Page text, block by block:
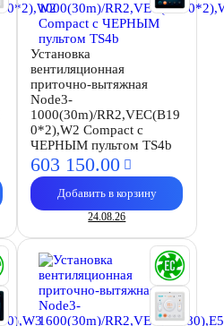
Установка
вентиляционная
приточно-вытяжная
Node3-
1000(30m)/RR2,VEC(B19
0*2),W2 Compact с
ЧЕРНЫМ пультом TS4b
603 150.00
Добавить в корзину
24.08.26